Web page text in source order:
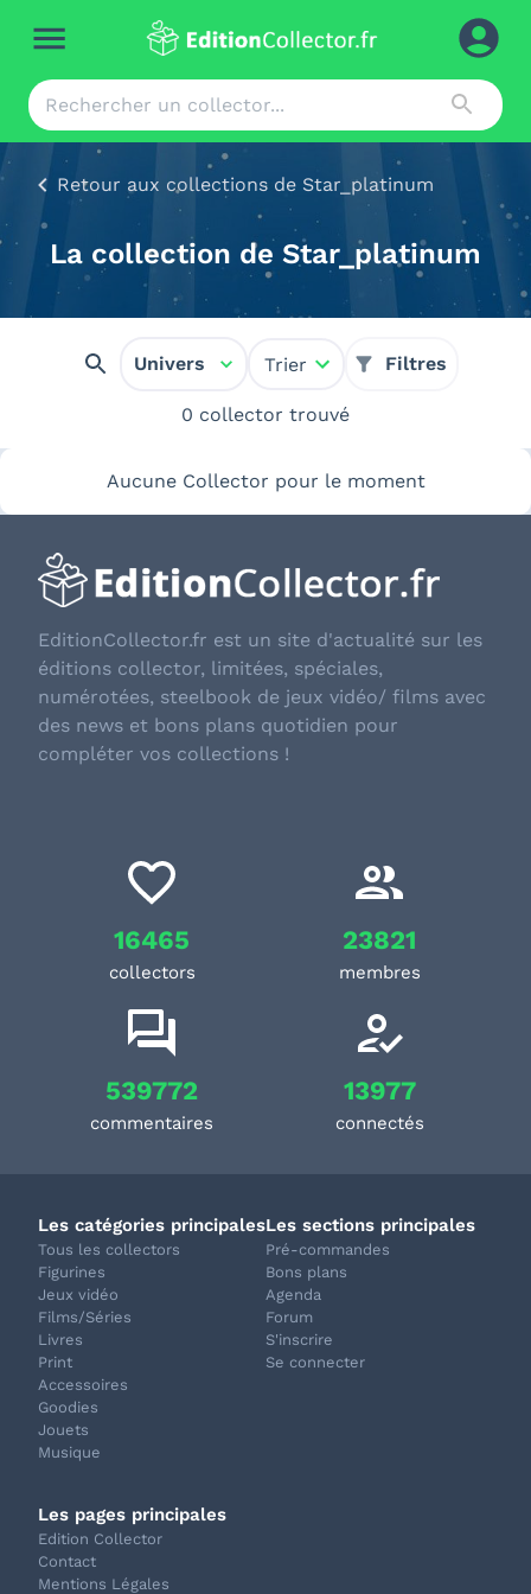
Retour aux collections de Star_platinum
La collection de Star_platinum
Univers Trier Filtres
0 collector trouvé
Aucune Collector pour le moment
EditionCollector.fr est un site d'actualité sur les
éditions collector, limitées, spéciales,
numérotées, steelbook de jeux vidéo/ films avec
des news et bons plans quotidien pour
compléter vos collections !
16465
collectors
23821
membres
539772
commentaires
13977
connectés
Les catégories principales
Tous les collectors
Figurines
Jeux vidéo
Films/Séries
Livres
Print
Accessoires
Goodies
Jouets
Musique
Les sections principales
Pré-commandes
Bons plans
Agenda
Forum
S'inscrire
Se connecter
Les pages principales
Edition Collector
Contact
Mentions Légales